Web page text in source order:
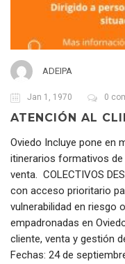
ADEIPA
Jan 1, 1970 0
ATENCIÓN AL
Oviedo Incluye pone en
itinerarios formativos de
venta. COLECTIVOS
con acceso prioritario
vulnerabilidad en riesgo
empadronadas en
cliente, venta y gestión
Fechas: 24 de